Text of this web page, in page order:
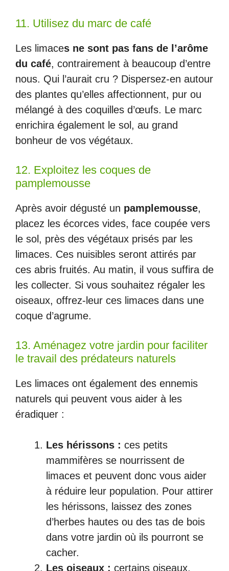
11. Utilisez du marc de café
Les limaces ne sont pas fans de l’arôme
du café, contrairement à beaucoup d’entre
nous. Qui l’aurait cru ? Dispersez-en autour
des plantes qu’elles affectionnent, pur ou
mélangé à des coquilles d’œufs. Le marc
enrichira également le sol, au grand
bonheur de vos végétaux.
12. Exploitez les coques de
pamplemousse
Après avoir dégusté un pamplemousse,
placez les écorces vides, face coupée vers
le sol, près des végétaux prisés par les
limaces. Ces nuisibles seront attirés par
ces abris fruités. Au matin, il vous suffira de
les collecter. Si vous souhaitez régaler les
oiseaux, offrez-leur ces limaces dans une
coque d’agrume.
13. Aménagez votre jardin pour faciliter
le travail des prédateurs naturels
Les limaces ont également des ennemis
naturels qui peuvent vous aider à les
éradiquer :
Les hérissons : ces petits
mammifères se nourrissent de
limaces et peuvent donc vous aider
à réduire leur population. Pour attirer
les hérissons, laissez des zones
d’herbes hautes ou des tas de bois
dans votre jardin où ils pourront se
cacher.
Les oiseaux : certains oiseaux,